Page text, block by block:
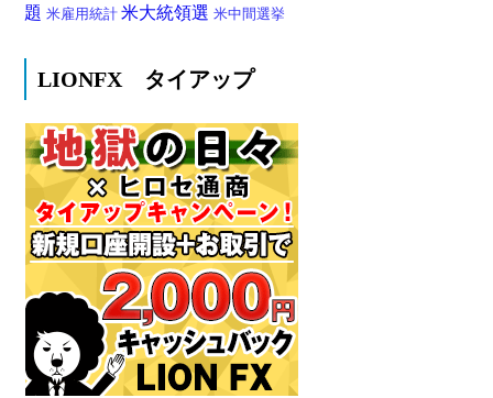
題米雇用統計米大統領選米中間選挙
LIONFX タイアップ